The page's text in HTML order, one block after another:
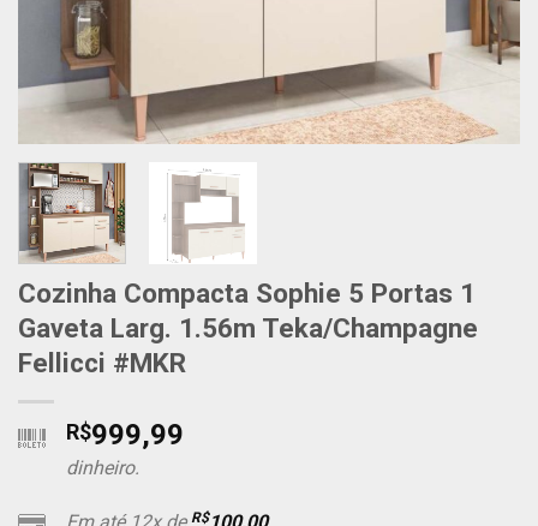
Cozinha Compacta Sophie 5 Portas 1
Gaveta Larg. 1.56m Teka/Champagne
Fellicci #MKR
R$999,99
dinheiro.
R$